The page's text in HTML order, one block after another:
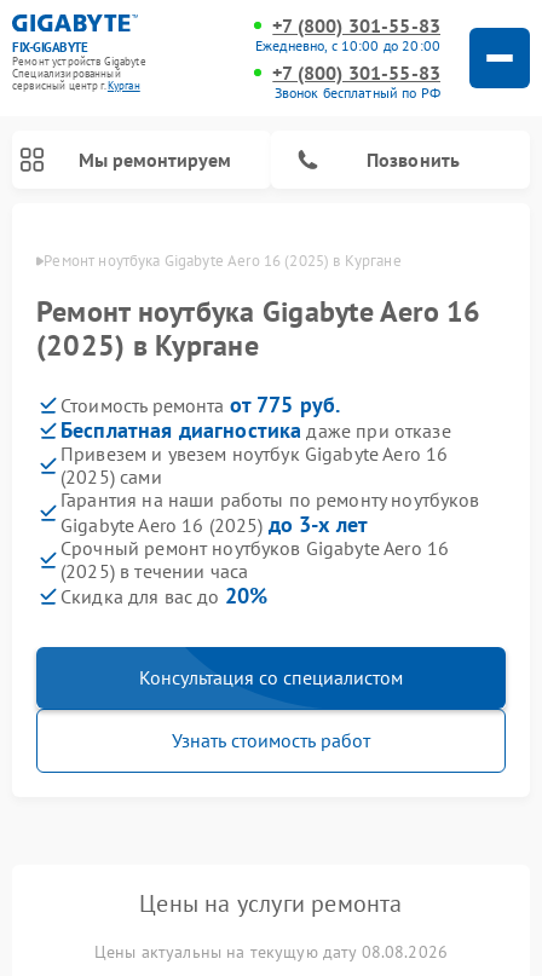
FIX-GIGABYTE
Ремонт устройств Gigabyte
Специализированный
cервисный центр г.Курган
+7 (800) 301-55-83
Ежедневно, с 10:00 до 20:00
+7 (800) 301-55-83
Звонок бесплатный по РФ
Мы ремонтируем Позвонить
Ремонт ноутбука Gigabyte Aero 16 (2025) в Кургане
Ремонт ноутбука Gigabyte Aero 16
(2025) в Кургане
Стоимость ремонта от 775 руб.
Бесплатная диагностика даже при отказе
Привезем и увезем ноутбук Gigabyte Aero 16
(2025) сами
Гарантия на наши работы по ремонту ноутбуков
Gigabyte Aero 16 (2025) до 3-х лет
Срочный ремонт ноутбуков Gigabyte Aero 16
(2025) в течении часа
Скидка для вас до 20%
Консультация со специалистом
Узнать стоимость работ
Цены на услуги ремонта
Цены актуальны на текущую дату 08.08.2026